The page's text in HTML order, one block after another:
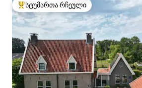
სტუმართა რჩეული მოწინავე ვარიანტი
სტუმართა რჩეული